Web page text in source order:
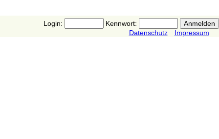
Login:
Kennwort:
Datenschutz
Impressum